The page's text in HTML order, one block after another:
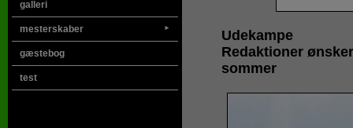
galleri
►
mesterskaber
gæstebog
test
Udekampe
Redaktioner
sommer